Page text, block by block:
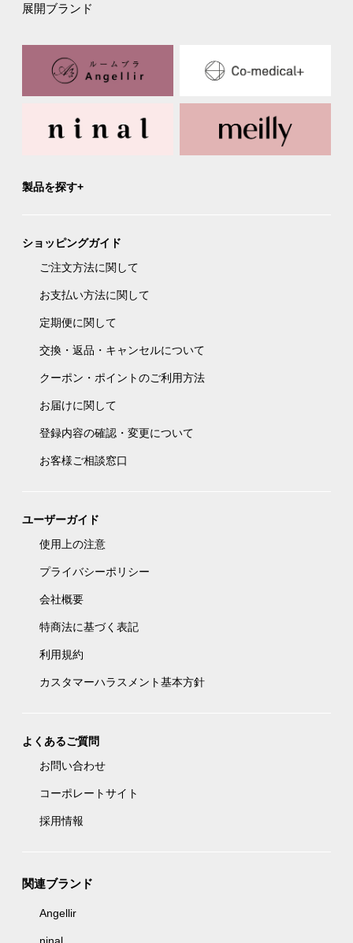
展開ブランド
製品を探す
ショッピングガイド
ご注文方法に関して
お支払い方法に関して
定期便に関して
交換・返品・キャンセルについて
クーポン・ポイントのご利用方法
お届けに関して
登録内容の確認・変更について
お客様ご相談窓口
ユーザーガイド
使用上の注意
プライバシーポリシー
会社概要
特商法に基づく表記
利用規約
カスタマーハラスメント基本方針
よくあるご質問
お問い合わせ
コーポレートサイト
採用情報
関連ブランド
Angellir
ninal